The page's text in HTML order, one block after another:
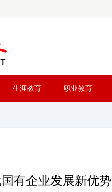
生涯教育 职业教育
有企业发展新优势